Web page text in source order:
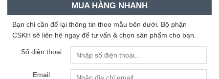
MUA HÀNG NHANH
Bạn chỉ cần để lại thông tin theo mẫu bên dưới. Bộ phận
CSKH sẽ liên hệ ngay để tư vấn & chọn sản phẩm cho bạn.
Số điện thoại
Email